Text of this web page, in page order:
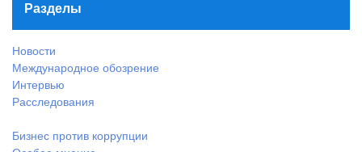
Разделы
Новости
Международное обозрение
Интервью
Расследования
Бизнес против коррупции